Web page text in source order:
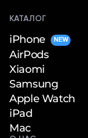
КАТАЛОГ
iPhone NEW
AirPods
Xiaomi
Samsung
Apple Watch
iPad
Mac